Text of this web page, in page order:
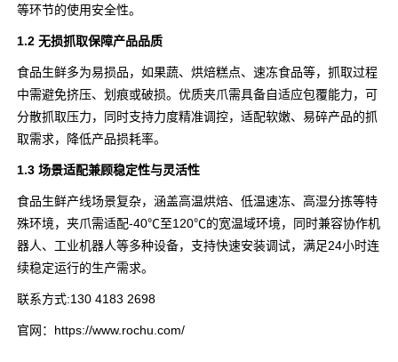
等环节的使用安全性。
1.2 无损抓取保障产品品质
食品生鲜多为易损品，如果蔬、烘焙糕点、速冻食品等，抓取过程
中需避免挤压、划痕或破损。优质夹爪需具备自适应包覆能力，可
分散抓取压力，同时支持力度精准调控，适配软嫩、易碎产品的抓
取需求，降低产品损耗率。
1.3 场景适配兼顾稳定性与灵活性
食品生鲜产线场景复杂，涵盖高温烘焙、低温速冻、高湿分拣等特
殊环境，夹爪需适配-40℃至120℃的宽温域环境，同时兼容协作机
器人、工业机器人等多种设备，支持快速安装调试，满足24小时连
续稳定运行的生产需求。
联系方式:130 4183 2698
官网：https://www.rochu.com/